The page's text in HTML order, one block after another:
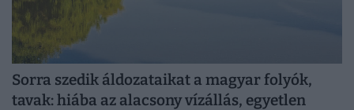
Sorra szedik áldozataikat a magyar folyók,
tavak: hiába az alacsony vízállás, egyetlen